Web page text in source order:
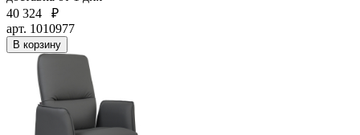
40 324
₽
арт. 1010977
В корзину